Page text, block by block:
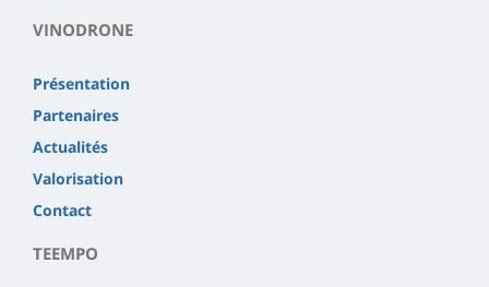
VINODRONE
Présentation
Partenaires
Actualités
Valorisation
Contact
TEEMPO